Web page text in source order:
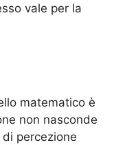
vale per la
matematico è
non nasconde
percezione